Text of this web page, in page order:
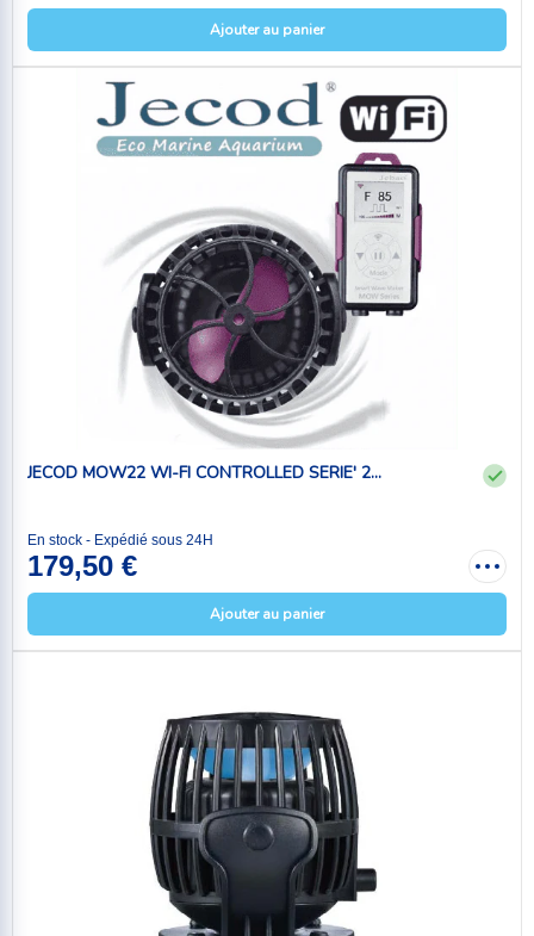
Ajouter au panier
JECOD MOW22 WI-FI CONTROLLED SERIE' 2...
En stock - Expédié sous 24H
179,50 €
Ajouter au panier